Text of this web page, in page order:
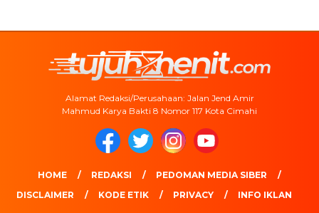
Alamat Redaksi/Perusahaan: Jalan Jend Amir
Mahmud Karya Bakti 8 Nomor 117 Kota Cimahi
HOME REDAKSI
PEDOMAN MEDIA SIBER
DISCLAIMER
KODE ETIK PRIVACY INFO IKLAN